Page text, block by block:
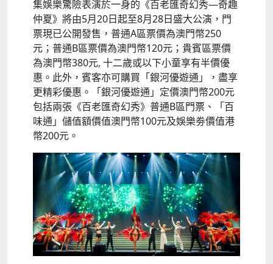
集娛樂驚險表演於一身的《百老匯奇幻秀—奇趣
仲夏》將由5月20日起至8月28日盛大公演，門
票現已公開發售，普通A區票價為澳門幣250
元；普通B區票價為澳門幣120元；貴賓區票價
為澳門幣380元, 十二歲或以下小童享有半價優
惠。此外，賓客亦可購買「銀河優遊通」，盡享
更精彩優惠。「銀河優遊通」定價澳門幣200元
包括兩張《百老匯奇幻秀》普通B區門票、「百
味通」儲值額價值澳門幣100元及娛樂劵價值港
幣200元。